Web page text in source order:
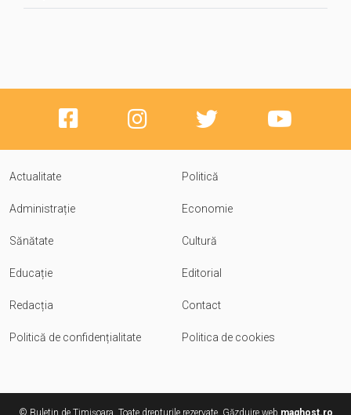
Actualitate Politică
Administrație Economie
Sănătate Cultură
Educație Editorial
Redacția Contact
Politică de confidențialitate Politica de cookies
© Buletin de Timișoara. Toate drepturile rezervate. Găzduire web maghost.ro